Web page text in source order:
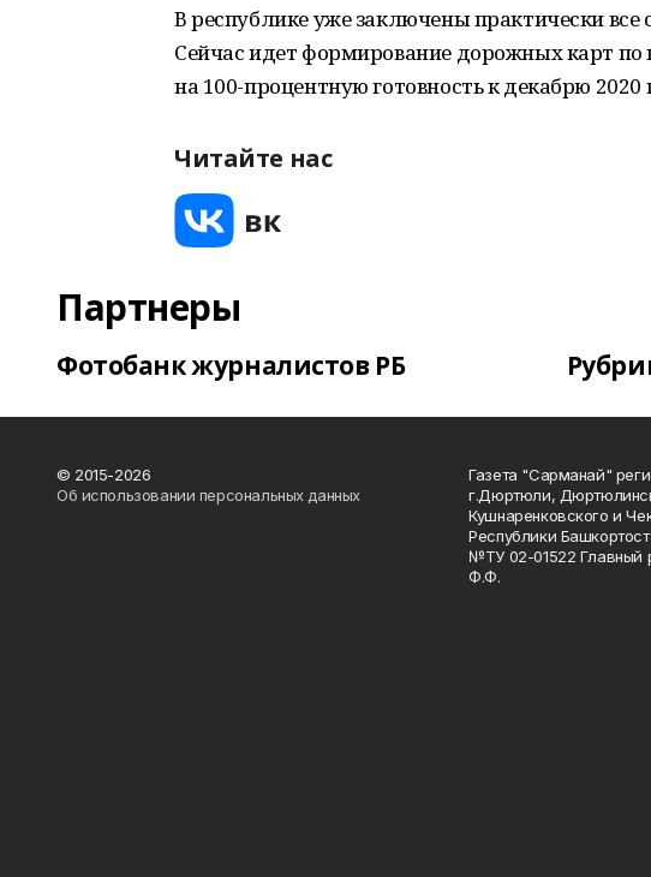
В республике уже заключены практически
Сейчас идет формирование дорожных карт
на 100-процентную готовность к декабрю 2020
Читайте нас
Партнеры
Фотобанк журналистов РБ
© 2015-2026
Об использовании персональных данных
Газета "Сарманай"
г.Дюртюли,
Кушнаренковского и
Республики
№ТУ 02-01522 Главный
Ф.Ф.